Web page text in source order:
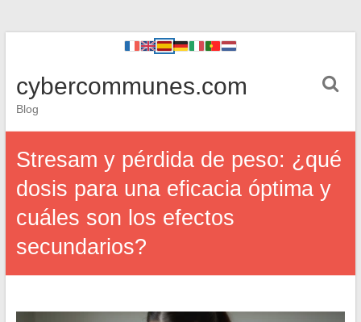
cybercommunes.com
Blog
Stresam y pérdida de peso: ¿qué
dosis para una eficacia óptima y
cuáles son los efectos
secundarios?